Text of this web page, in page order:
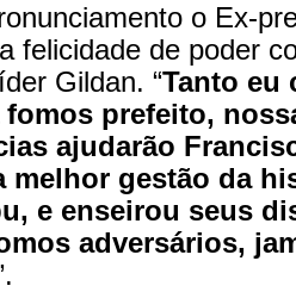
o Ex-
felicidade de poder
Gildan. “Tanto eu
prefeito,
ajudarão
melhor gestão da
e enseirou seus
adversários,